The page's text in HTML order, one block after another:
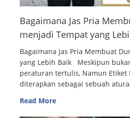
Bagaimana Jas Pria
menjadi Tempat yang
Bagaimana Jas Pria Membuat
yang Lebih Baik Meskipun
peraturan tertulis, Namun Etiket
diterapkan sebagai sebuah
Read More